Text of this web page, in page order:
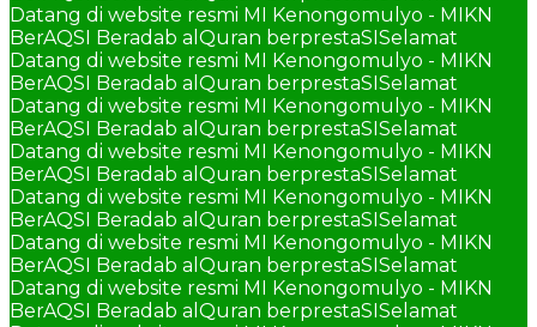
Datang di website resmi MI Kenongomulyo - MIKN
BerAQSI Beradab alQuran berprestaSISelamat
Datang di website resmi MI Kenongomulyo - MIKN
BerAQSI Beradab alQuran berprestaSISelamat
Datang di website resmi MI Kenongomulyo - MIKN
BerAQSI Beradab alQuran berprestaSISelamat
Datang di website resmi MI Kenongomulyo - MIKN
BerAQSI Beradab alQuran berprestaSISelamat
Datang di website resmi MI Kenongomulyo - MIKN
BerAQSI Beradab alQuran berprestaSISelamat
Datang di website resmi MI Kenongomulyo - MIKN
BerAQSI Beradab alQuran berprestaSISelamat
Datang di website resmi MI Kenongomulyo - MIKN
BerAQSI Beradab alQuran berprestaSISelamat